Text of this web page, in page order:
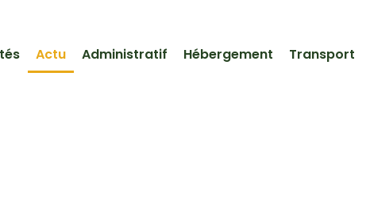
Actu Administratif Hébergement Transport